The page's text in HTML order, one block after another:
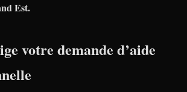
Est.
votre demande d’aide